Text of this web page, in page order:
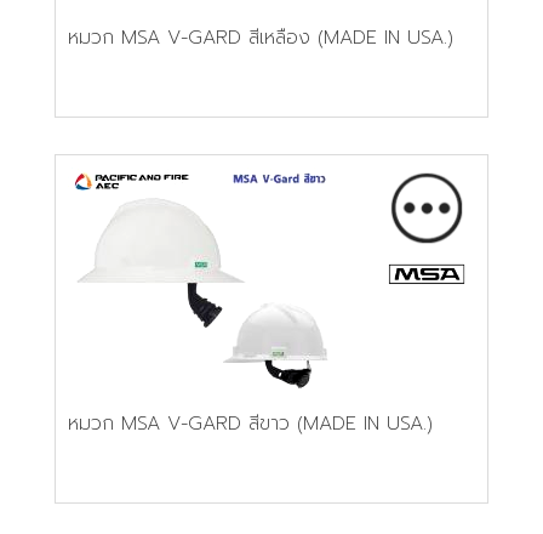
หมวก MSA V-GARD สีเหลือง (MADE IN USA.)
หมวก MSA V-GARD สีขาว (MADE IN USA.)